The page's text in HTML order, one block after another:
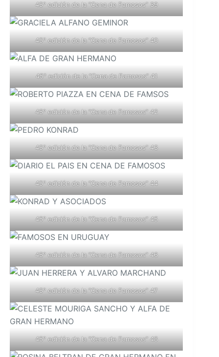
45° edición de la “Cena de Famosos” 39
45° edición de la “Cena de Famosos” 40
45° edición de la “Cena de Famosos” 41
45° edición de la “Cena de Famosos” 42
45° edición de la “Cena de Famosos” 43
45° edición de la “Cena de Famosos” 44
45° edición de la “Cena de Famosos” 45
45° edición de la “Cena de Famosos” 46
45° edición de la “Cena de Famosos” 47
45° edición de la “Cena de Famosos” 48